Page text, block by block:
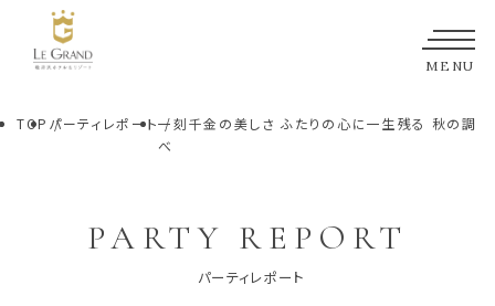
MENU
TOP パーティレポート一刻千金の美しさ ふたりの心に一生残る 秋の調
べ
PARTY REPORT